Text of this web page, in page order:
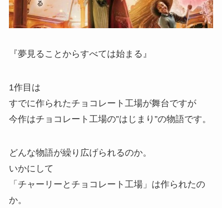
『夢見ることからすべては始まる』
1作目は
すでに作られたチョコレート工場が舞台ですが
今作はチョコレート工場の”はじまり”の物語です。
どんな物語が繰り広げられるのか。
いかにして
「チャーリーとチョコレート工場」は作られたの
か。